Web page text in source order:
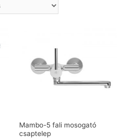
Mambo-5 fali mosogató
csaptelep